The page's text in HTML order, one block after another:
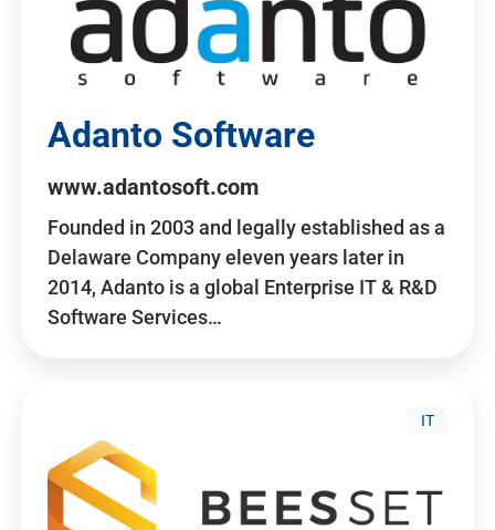
Adanto Software
www.adantosoft.com
Founded in 2003 and legally established as a
Delaware Company eleven years later in
2014, Adanto is a global Enterprise IT & R&D
Software Services…
IT